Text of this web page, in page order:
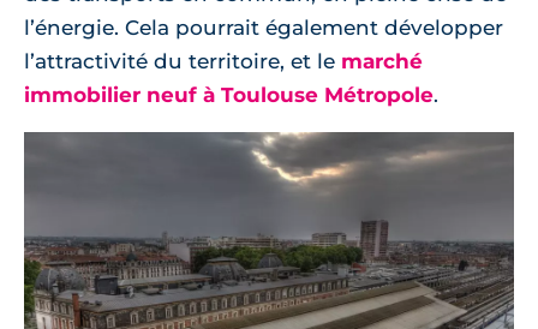
l’énergie. Cela pourrait également développer
l’attractivité du territoire, et le marché
immobilier neuf à Toulouse Métropole.